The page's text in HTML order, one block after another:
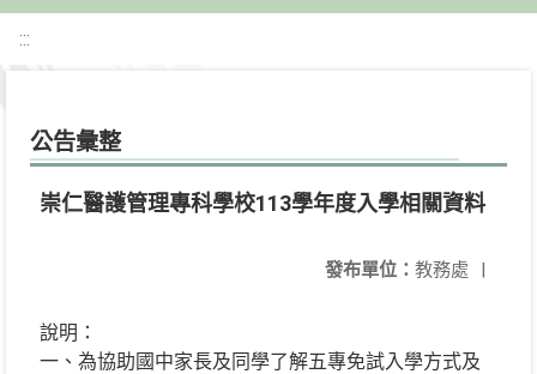
:::
公告彙整
崇仁醫護管理專科學校113學年度入學相關資料
發布單位： 教務處 |
說明：
一、為協助國中家長及同學了解五專免試入學方式及